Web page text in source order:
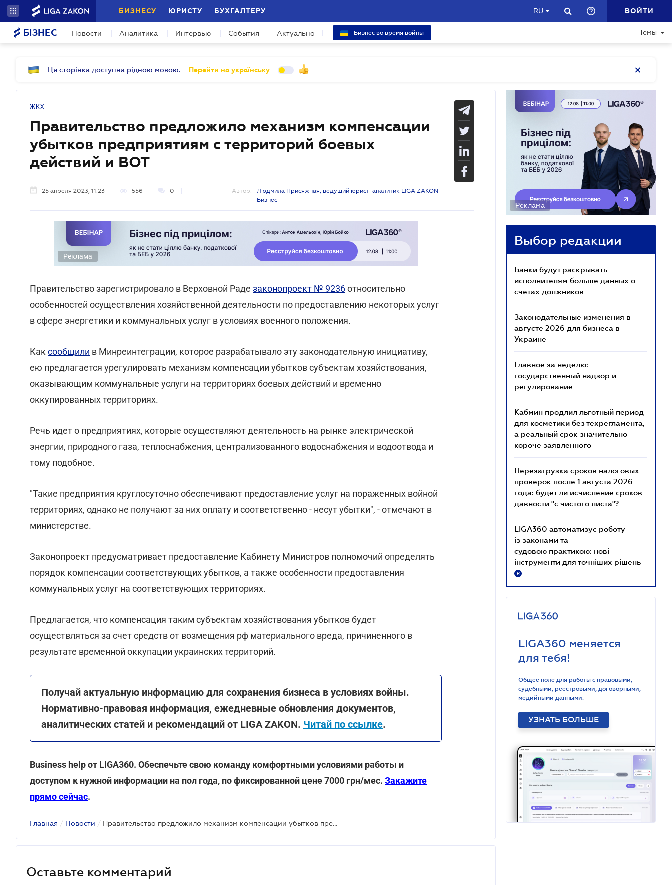
БИЗНЕСУ ЮРИСТУ БУХГАЛТЕРУ RU ВОЙТИ
БІЗНЕС Новости Аналитика Интервью События Актуально Бизнес во время войны Темы
Ця сторінка доступна рідною мовою. Перейти на українську
ЖКХ
Правительство предложило механизм компенсации
убытков предприятиям с территорий боевых
действий и ВОТ
25 апреля 2023, 11:23 556 0 Автор:
Людмила Присяжная, ведущий юрист-аналитик LIGA ZAKON
Бизнес
Реклама
Правительство зарегистрировало в Верховной Раде законопроект № 9236относительно
особенностей осуществления хозяйственной деятельности по предоставлению некоторых услуг
в сфере энергетики и коммунальных услуг в условиях военного положения.
Как сообщили в Минреинтеграции, которое разрабатывало эту законодательную инициативу,
ею предлагается урегулировать механизм компенсации убытков субъектам хозяйствования,
оказывающим коммунальные услуги на территориях боевых действий и временно
оккупированных территориях.
Речь идет о предприятиях, которые осуществляют деятельность на рынке электрической
энергии, природного газа, теплоснабжения, централизованного водоснабжения и водоотвода и
тому подобное.
"Такие предприятия круглосуточно обеспечивают предоставление услуг на пораженных войной
территориях, однако не получают за них оплату и соответственно - несут убытки", - отмечают в
министерстве.
Законопроект предусматривает предоставление Кабинету Министров полномочий определять
порядок компенсации соответствующих убытков, а также особенности предоставления
коммунальных услуг на соответствующих территориях.
Предлагается, что компенсация таким субъектам хозяйствования убытков будет
осуществляться за счет средств от возмещения рф материального вреда, причиненного в
результате временной оккупации украинских территорий.
Получай актуальную информацию для сохранения бизнеса в условиях войны.
Нормативно-правовая информация, ежедневные обновления документов,
аналитических статей и рекомендаций от LIGA ZAKON. Читай по ссылке.
Business help от LIGA360. Обеспечьте свою команду комфортными условиями работы и
доступом к нужной информации на пол года, по фиксированной цене 7000 грн/мес. Закажите
прямо сейчас.
Главная / Новости / Правительство предложило механизм компенсации убытков предприятиям с территорий боевых действий и ВОТ
Оставьте комментарий
Реклама
Выбор редакции
Банки будут раскрывать
исполнителям больше данных о
счетах должников
Законодательные изменения в
августе 2026 для бизнеса в
Украине
Главное за неделю:
государственный надзор и
регулирование
Кабмин продлил льготный период
для косметики без техрегламента,
а реальный срок значительно
короче заявленного
Перезагрузка сроков налоговых
проверок после 1 августа 2026
года: будет ли исчисление сроков
давности "с чистого листа"?
LIGA360 автоматизує роботу
із законами та
судовою практикою: нові
інструменти для точніших рішень
R
LIGA360 меняется
для тебя!
Общее поле для работы с правовыми,
судебными, реестровыми, договорными,
медийными данными.
УЗНАТЬ БОЛЬШЕ